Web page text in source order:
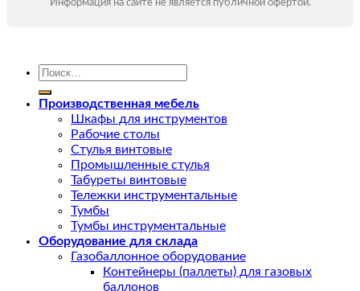
Информация на сайте не является публичной офертой.
Искать:
Производственная мебель
Шкафы для инструментов
Рабочие столы
Стулья винтовые
Промышленные стулья
Табуреты винтовые
Тележки инструментальные
Тумбы
Тумбы инструментальные
Оборудование для склада
Газобаллонное оборудование
Контейнеры (паллеты) для газовых
баллонов